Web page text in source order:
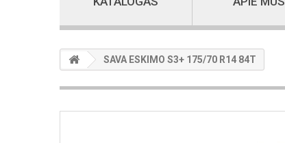
SAVA ESKIMO S3+ 175/70 R14 84T